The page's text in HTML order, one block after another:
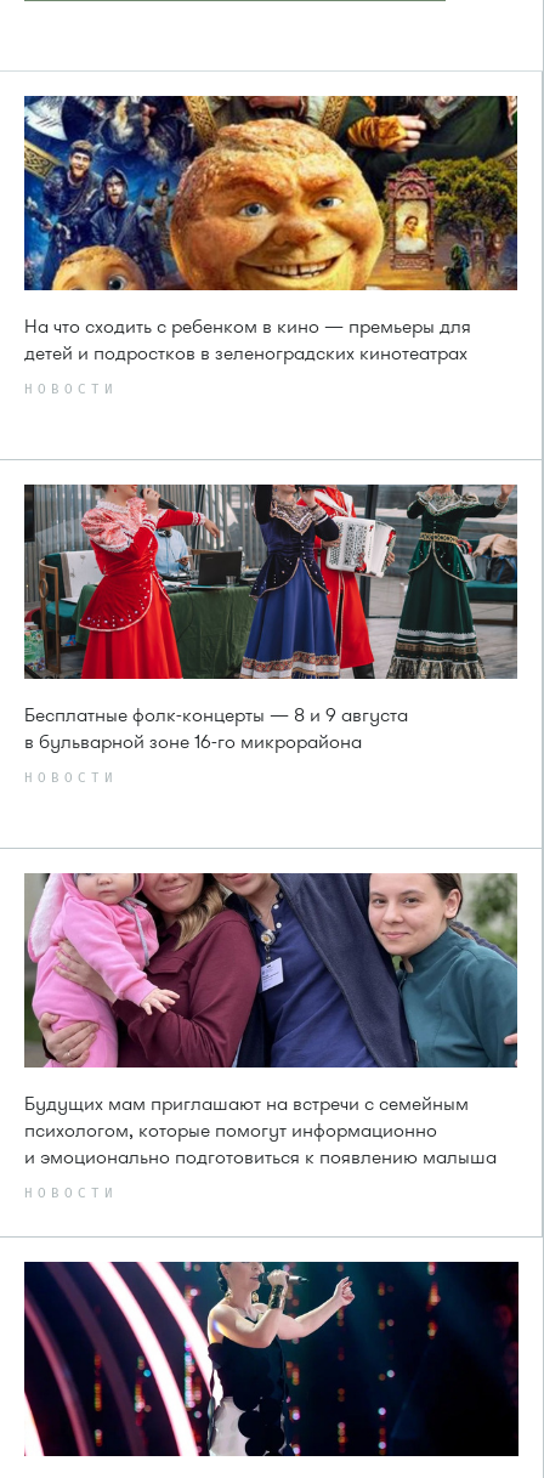
На что сходить с ребенком в кино — премьеры для
детей и подростков в зеленоградских кинотеатрах
НОВОСТИ
Бесплатные фолк-концерты — 8 и 9 августа
в бульварной зоне 16-го микрорайона
НОВОСТИ
Будущих мам приглашают на встречи с семейным
психологом, которые помогут информационно
и эмоционально подготовиться к появлению малыша
НОВОСТИ